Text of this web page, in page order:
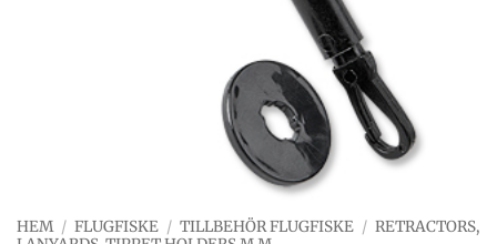
HEM / FLUGFISKE / TILLBEHÖR FLUGFISKE / RETRACTORS,